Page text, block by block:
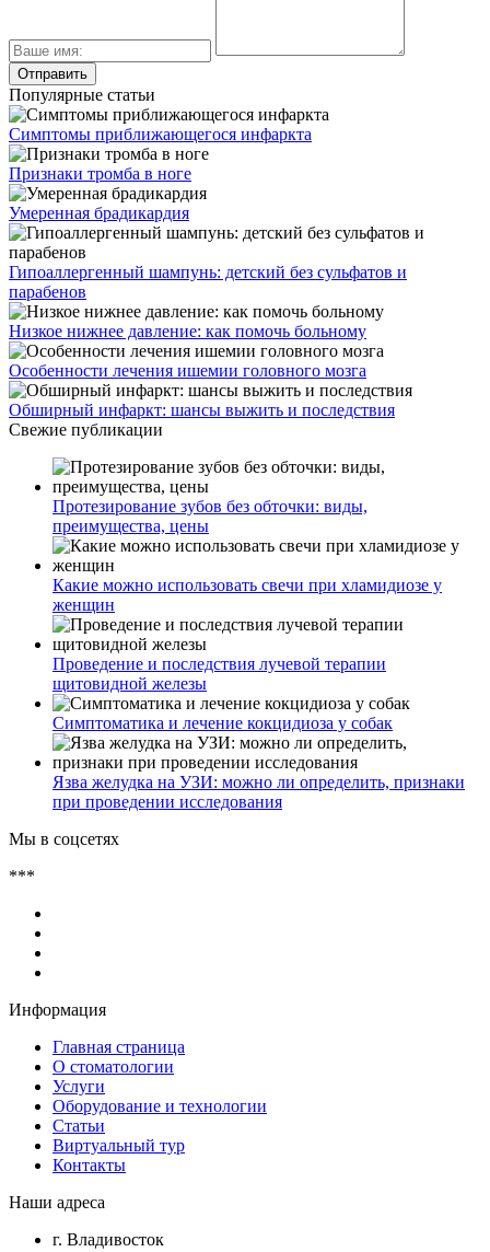
Популярные статьи
Симптомы приближающегося инфаркта
Признаки тромба в ноге
Умеренная брадикардия
Гипоаллергенный шампунь: детский без сульфатов и
парабенов
Низкое нижнее давление: как помочь больному
Особенности лечения ишемии головного мозга
Обширный инфаркт: шансы выжить и последствия
Свежие публикации
Протезирование зубов без обточки: виды,
преимущества, цены
Какие можно использовать свечи при хламидиозе у
женщин
Проведение и последствия лучевой терапии
щитовидной железы
Симптоматика и лечение кокцидиоза у собак
Язва желудка на УЗИ: можно ли определить, признаки
при проведении исследования
Мы в соцсетях
***
Информация
Главная страница
О стоматологии
Услуги
Оборудование и технологии
Статьи
Виртуальный тур
Контакты
Наши адреса
г. Владивосток